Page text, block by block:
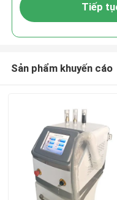
Tiếp
Sản phẩm khuyến cáo